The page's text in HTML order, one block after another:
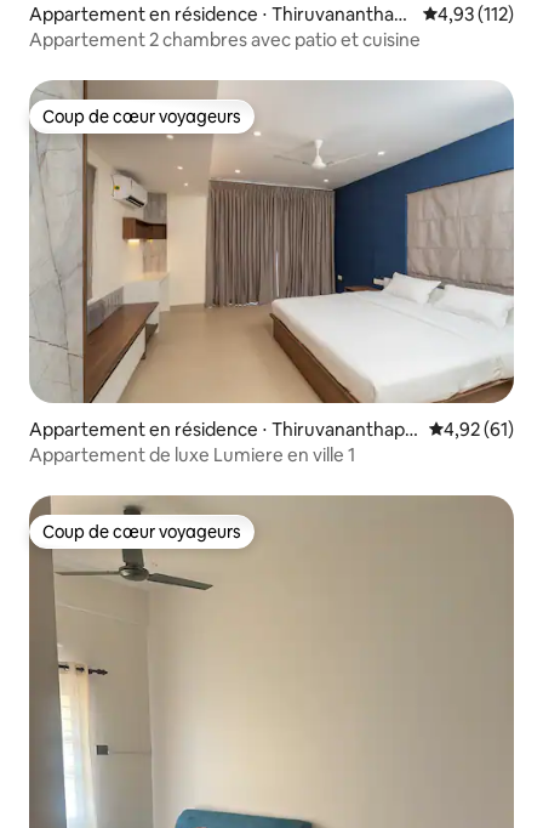
Appartement en résidence ⋅ Thiruvananthap
uram
Évaluation
4,93 (112)
Appartement 2 chambres avec patio et cuisine
Coup de cœur voyageurs
Coup de cœur voyageurs
Appartement en résidence ⋅ Thiruvananthapu
ram
Évaluation
4,92 (61)
Appartement de luxe Lumiere en ville 1
Coup de cœur voyageurs
Coup de cœur voyageurs